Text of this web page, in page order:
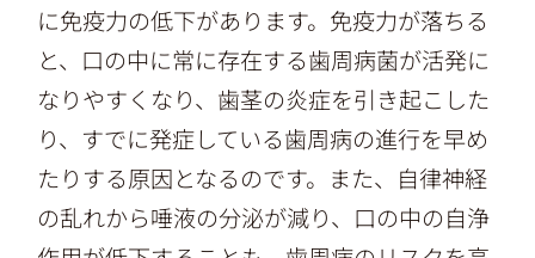
に免疫力の低下があります。免疫力が落ちる
と、口の中に常に存在する歯周病菌が活発に
なりやすくなり、歯茎の炎症を引き起こした
り、すでに発症している歯周病の進行を早め
たりする原因となるのです。また、自律神経
の乱れから唾液の分泌が減り、口の中の自浄